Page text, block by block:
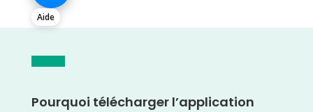
Aide
Pourquoi télécharger l’application